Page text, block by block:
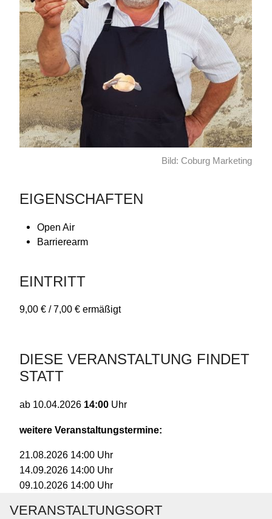
Bild: Coburg Marketing
EIGENSCHAFTEN
Open Air
Barrierearm
EINTRITT
9,00 € / 7,00 € ermäßigt
DIESE VERANSTALTUNG FINDET
STATT
ab 10.04.2026 14:00 Uhr
weitere Veranstaltungstermine:
21.08.2026 14:00 Uhr
14.09.2026 14:00 Uhr
09.10.2026 14:00 Uhr
VERANSTALTUNGSORT